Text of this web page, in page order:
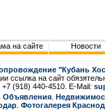
на сайте Новости
"Кубань
ссылка на сайт
(918) 440-4510. E-Mail:
Объявления
Фотогалерея